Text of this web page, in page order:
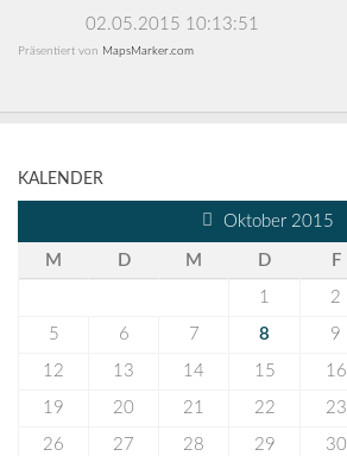
02.05.2015 10:13:51
Präsentiert von MapsMarker.com
KALENDER
Oktober 2015
M D M D F
1 2
5 6 7 8 9
12 13 14 15 16
19 20 21 22 23
26 27 28 29 30